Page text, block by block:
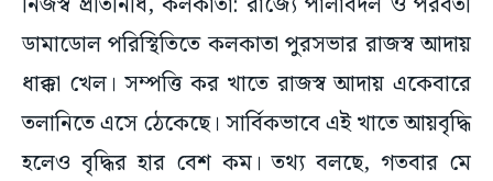
ডামাডোল পরিস্থিতিতে কলকাতা পুরসভার রাজস্ব আদায়
ধাক্কা খেল। সম্পত্তি কর খাতে রাজস্ব আদায় একেবারে
তলানিতে এসে ঠেকেছে। সার্বিকভাবে এই খাতে আয়বৃদ্ধি
হলেও বৃদ্ধির হার বেশ কম। তথ্য বলছে, গতবার মে